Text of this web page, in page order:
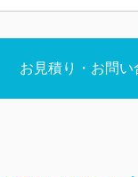
お見積り・お問い